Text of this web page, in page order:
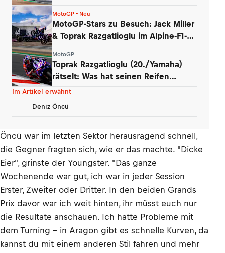
MotoGP • Neu
MotoGP-Stars zu Besuch: Jack Miller
& Toprak Razgatlioglu im Alpine-F1-
MotoGP
Toprak Razgatlioglu (20./Yamaha)
rätselt: Was hat seinen Reifen
zerstört?
Im Artikel erwähnt
Deniz Öncü
Öncü war im letzten Sektor herausragend schnell,
die Gegner fragten sich, wie er das machte. "Dicke
Eier", grinste der Youngster. "Das ganze
Wochenende war gut, ich war in jeder Session
Erster, Zweiter oder Dritter. In den beiden Grands
Prix davor war ich weit hinten, ihr müsst euch nur
die Resultate anschauen. Ich hatte Probleme mit
dem Turning – in Aragon gibt es schnelle Kurven, da
kannst du mit einem anderen Stil fahren und mehr